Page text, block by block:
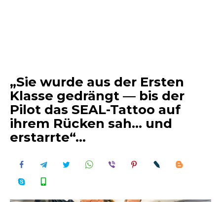
„Sie wurde aus der Ersten
Klasse gedrängt — bis der
Pilot das SEAL-Tattoo auf
ihrem Rücken sah… und
erstarrte“…